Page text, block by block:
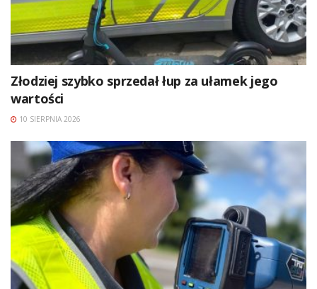
Złodziej szybko sprzedał łup za ułamek jego
wartości
10 SIERPNIA 2026